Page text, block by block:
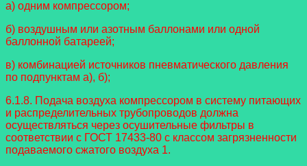
а) одним компрессором;
б) воздушным или азотным баллонами или одной
баллонной батареей;
в) комбинацией источников пневматического давления
по подпунктам а), б);
6.1.8. Подача воздуха компрессором в систему питающих
и распределительных трубопроводов должна
осуществляться через осушительные фильтры в
соответствии с ГОСТ 17433-80 с классом загрязненности
подаваемого сжатого воздуха 1.